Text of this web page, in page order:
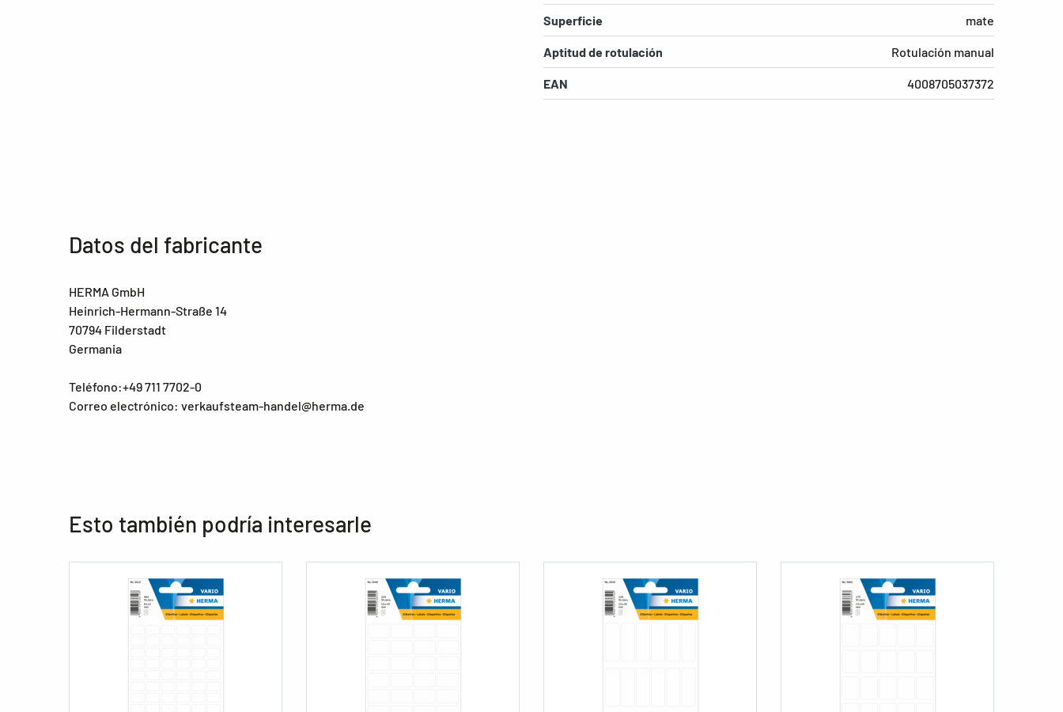
Superficie mate
Aptitud de rotulación Rotulación manual
EAN 4008705037372
Datos del fabricante
HERMA GmbH
Heinrich-Hermann-Straße 14
70794 Filderstadt
Germania
Teléfono:+49 711 7702-0
Correo electrónico: verkaufsteam-handel@herma.de
Esto también podría interesarle